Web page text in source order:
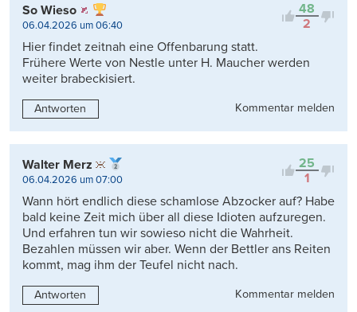
48
2
So Wieso
06.04.2026 um 06:40
Hier findet zeitnah eine Offenbarung statt.
Frühere Werte von Nestle unter H. Maucher werden
weiter brabeckisiert.
Antworten Kommentar melden
25
1
Walter Merz
06.04.2026 um 07:00
Wann hört endlich diese schamlose Abzocker auf? Habe
bald keine Zeit mich über all diese Idioten aufzuregen.
Und erfahren tun wir sowieso nicht die Wahrheit.
Bezahlen müssen wir aber. Wenn der Bettler ans Reiten
kommt, mag ihm der Teufel nicht nach.
Antworten Kommentar melden